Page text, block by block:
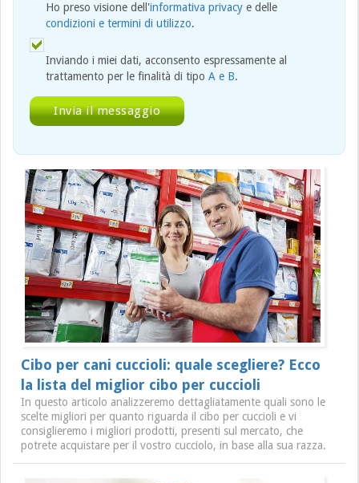
Ho preso visione dell'informativa privacy e delle
condizioni e termini di utilizzo.
Inviando i miei dati, acconsento espressamente al
trattamento per le finalità di tipo A e B.
Cibo per cani cuccioli: quale scegliere? Ecco
la lista del miglior cibo per cuccioli
In questo articolo analizzeremo dettagliatamente quali sono le
scelte migliori per quanto riguarda il cibo per cuccioli e vi
consiglieremo i migliori prodotti, presenti sul mercato, che
potrete acquistare per il vostro cucciolo, in base alla sua razza.